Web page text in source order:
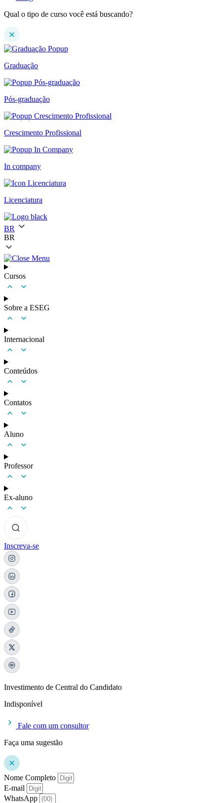
Qual o tipo de curso você está buscando?
Graduação
Pós-graduação
Crescimento Profissional
In company
Licenciatura
BR
BR
Cursos
Sobre a ESEG
Internacional
Conteúdos
Contatos
Aluno
Professor
Ex-aluno
Inscreva-se
Investimento de Central do Candidato
Indisponível
Fale com um consultor
Faça uma sugestão
Nome Completo
E-mail
WhatsApp